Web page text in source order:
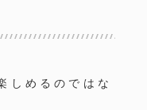
しめるのではな